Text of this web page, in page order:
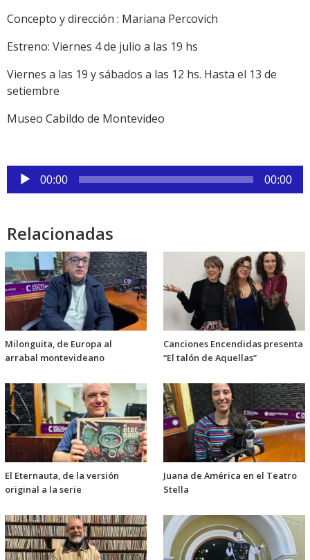
Concepto y dirección : Mariana Percovich
Estreno: Viernes 4 de julio a las 19 hs
Viernes a las 19 y sábados a las 12 hs. Hasta el 13 de
setiembre
Museo Cabildo de Montevideo
Reproductor
de
00:00 00:00
Relacionadas
Milonguita, de Europa al
arrabal montevideano
Canciones Encendidas presenta
“El talón de Aquellas”
El Eternauta, de la versión
original a la serie
Juana de América en el Teatro
Stella